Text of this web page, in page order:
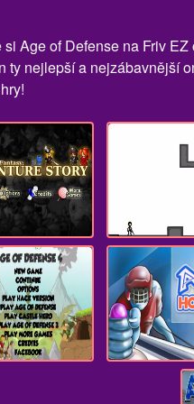
si Age of Defense na Friv
ty nejlepší a nejzábavnější